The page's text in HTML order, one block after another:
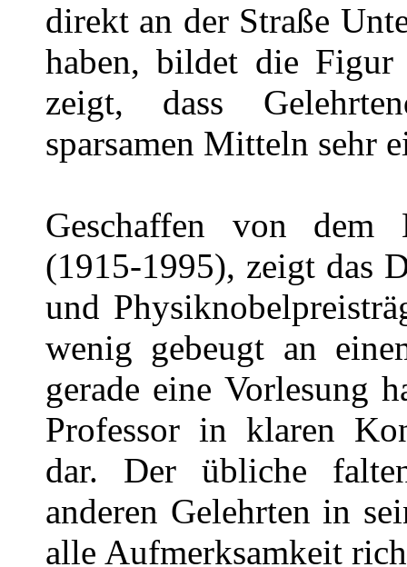
direkt an der Straße
haben, bildet die Figur
zeigt, dass
sparsamen Mitteln sehr
Geschaffen von dem
(1915-1995), zeigt das
und
wenig gebeugt an
gerade eine Vorlesung
Professor in klaren
dar. Der übliche
anderen Gelehrten in
alle Aufmerksamkeit